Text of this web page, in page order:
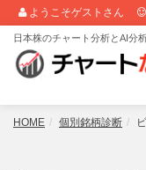
ようこそゲストさん
日本株のチャート分析とAI分
HOME 個別銘柄診断